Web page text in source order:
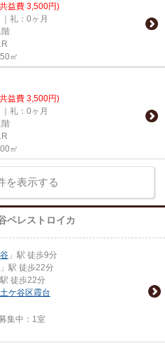
益費 3,500円)
礼：0ヶ月
階
㎡
益費 3,500円)
礼：0ヶ月
階
㎡
を表示する
ペレストロイカ
」駅 徒歩9分
」駅 徒歩22分
駅 徒歩22分
ケ谷区霞台
集中： 1室